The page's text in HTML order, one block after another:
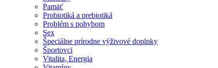
Pamäť
Probiotiká a prebiotiká
Problém s pohybom
Sex
Špeciálne prírodne výživové doplnky
Športovci
Vitalita, Energia